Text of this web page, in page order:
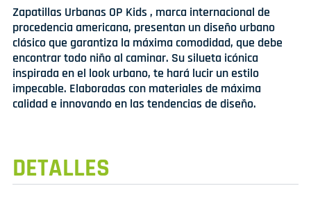
Zapatillas Urbanas OP Kids , marca internacional de
procedencia americana, presentan un diseño urbano
clásico que garantiza la máxima comodidad, que debe
encontrar todo niño al caminar. Su silueta icónica
inspirada en el look urbano, te hará lucir un estilo
impecable. Elaboradas con materiales de máxima
calidad e innovando en las tendencias de diseño.
DETALLES